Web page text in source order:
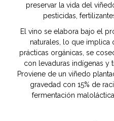
preservar la vida del
pesticidas,
El vino se elabora bajo el
naturales, lo que implica
prácticas orgánicas, se
con levaduras indígenas y
Proviene de un viñedo
gravedad con 15% de
fermentación